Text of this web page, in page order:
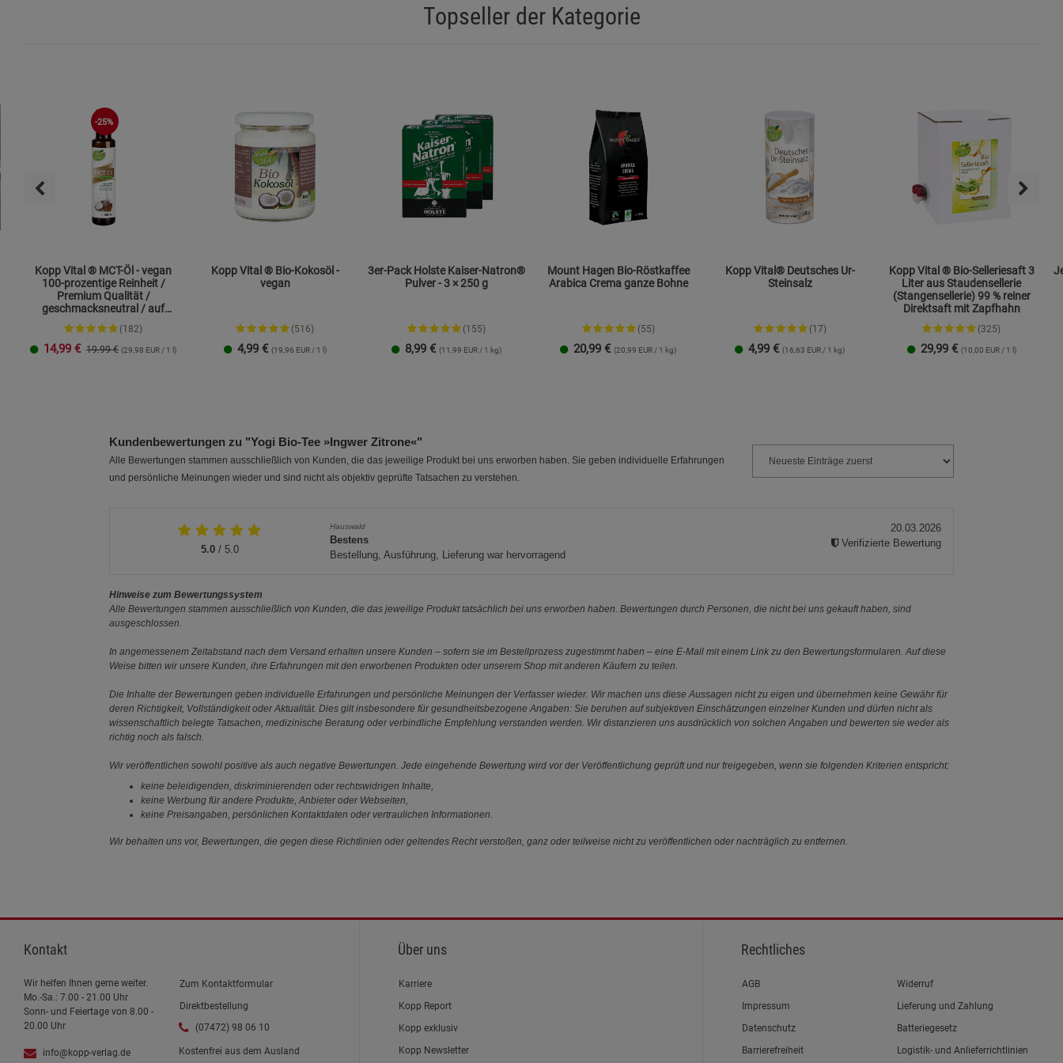
Topseller der Kategorie
-25%
Kopp Vital ® MCT-Öl - vegan
100-prozentige Reinheit /
Premium Qualität /
geschmacksneutral / auf
Kokosölbasis
(182)
14,99 € 19.99 € (29,98 EUR / 1 l)
Kopp Vital ® Bio-Kokosöl -
vegan
(516)
4,99 € (19,96 EUR / 1 l)
3er-Pack Holste Kaiser-Natron®
Pulver - 3 × 250 g
(155)
8,99 € (11,99 EUR / 1 kg)
Mount Hagen Bio-Röstkaffee
Arabica Crema ganze Bohne
(55)
20,99 € (20,99 EUR / 1 kg)
Kopp Vital® Deutsches Ur-
Steinsalz
(17)
4,99 € (16,63 EUR / 1 kg)
Kopp Vital ® Bio-Selleriesaft 3
Liter aus Staudensellerie
(Stangensellerie) 99 % reiner
Direktsaft mit Zapfhahn
(325)
29,99 € (10,00 EUR / 1 l)
Kundenbewertungen zu "Yogi Bio-Tee »Ingwer Zitrone«"
Alle Bewertungen stammen ausschließlich von Kunden, die das jeweilige Produkt bei uns erworben haben. Sie geben individuelle Erfahrungen
und persönliche Meinungen wieder und sind nicht als objektiv geprüfte Tatsachen zu verstehen.
5.0/ 5.0
Hauswald
Bestens
Bestellung, Ausführung, Lieferung war hervorragend
20.03.2026
Verifizierte Bewertung
Hinweise zum Bewertungssystem
Alle Bewertungen stammen ausschließlich von Kunden, die das jeweilige Produkt tatsächlich bei uns erworben haben. Bewertungen durch Personen, die nicht bei uns gekauft haben, sind
ausgeschlossen.
In angemessenem Zeitabstand nach dem Versand erhalten unsere Kunden – sofern sie im Bestellprozess zugestimmt haben – eine E-Mail mit einem Link zu den Bewertungsformularen. Auf diese
Weise bitten wir unsere Kunden, ihre Erfahrungen mit den erworbenen Produkten oder unserem Shop mit anderen Käufern zu teilen.
Die Inhalte der Bewertungen geben individuelle Erfahrungen und persönliche Meinungen der Verfasser wieder. Wir machen uns diese Aussagen nicht zu eigen und übernehmen keine Gewähr für
deren Richtigkeit, Vollständigkeit oder Aktualität. Dies gilt insbesondere für gesundheitsbezogene Angaben: Sie beruhen auf subjektiven Einschätzungen einzelner Kunden und dürfen nicht als
wissenschaftlich belegte Tatsachen, medizinische Beratung oder verbindliche Empfehlung verstanden werden. Wir distanzieren uns ausdrücklich von solchen Angaben und bewerten sie weder als
richtig noch als falsch.
Wir veröffentlichen sowohl positive als auch negative Bewertungen. Jede eingehende Bewertung wird vor der Veröffentlichung geprüft und nur freigegeben, wenn sie folgenden Kriterien entspricht:
keine beleidigenden, diskriminierenden oder rechtswidrigen Inhalte,
keine Werbung für andere Produkte, Anbieter oder Webseiten,
keine Preisangaben, persönlichen Kontaktdaten oder vertraulichen Informationen.
Wir behalten uns vor, Bewertungen, die gegen diese Richtlinien oder geltendes Recht verstoßen, ganz oder teilweise nicht zu veröffentlichen oder nachträglich zu entfernen.
Kontakt
Wir helfen Ihnen gerne weiter.
Mo.-Sa.: 7.00 - 21.00 Uhr
Sonn- und Feiertage von 8.00 -
20.00 Uhr
info@kopp-verlag.de
Zum Kontaktformular
Direktbestellung
(07472) 98 06 10
Kostenfrei aus dem Ausland
Über uns
Karriere
Kopp Report
Kopp exklusiv
Kopp Newsletter
Rechtliches
Link zum/zur
AGB
Link zum/zur
Impressum
Link zum/zur
Datenschutz
Link zum/zur
Barrierefreiheit
Widerruf
Lieferung und Zahlung
Batteriegesetz
Logistik- und Anlieferrichtlinien
Statistik Cookies (2)
Beschreibung Statistik Cookies
Beschreibung Marketing Cookies
Cookie-Informationen anzeigen
Datenschutzerklärung